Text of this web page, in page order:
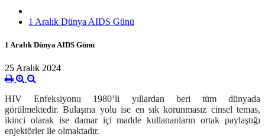
1 Aralık Dünya AIDS Günü
1 Aralık Dünya AIDS Günü
25 Aralık 2024
HIV Enfeksiyonu 1980’li yıllardan beri tüm dünyada
görülmektedir.Bulaşma yolu ise en sık korunmasız cinsel temas,
ikinci olarak ise damar içi madde kullananların ortak paylaştığı
enjektörler ile olmaktadır.